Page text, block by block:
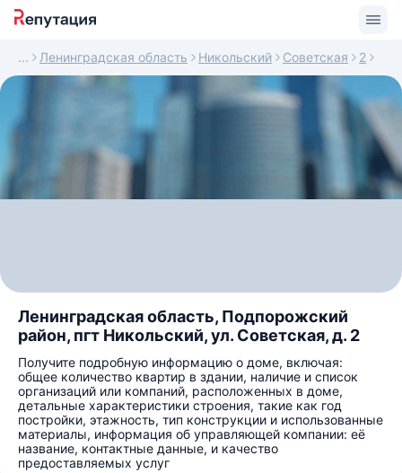
Ленинградская область Никольский Советская 2
Ленинградская область, Подпорожский
район, пгт Никольский, ул. Советская, д. 2
Получите подробную информацию о доме, включая:
общее количество квартир в здании, наличие и список
организаций или компаний, расположенных в доме,
детальные характеристики строения, такие как год
постройки, этажность, тип конструкции и использованные
материалы, информация об управляющей компании: её
название, контактные данные, и качество
предоставляемых услуг